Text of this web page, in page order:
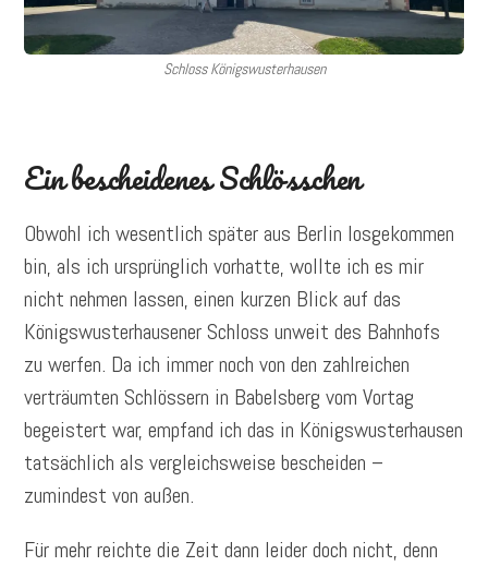
Schloss Königswusterhausen
Ein bescheidenes Schlösschen
Obwohl ich wesentlich später aus Berlin losgekommen
bin, als ich ursprünglich vorhatte, wollte ich es mir
nicht nehmen lassen, einen kurzen Blick auf das
Königswusterhausener Schloss unweit des Bahnhofs
zu werfen. Da ich immer noch von den zahlreichen
verträumten Schlössern in Babelsberg vom Vortag
begeistert war, empfand ich das in Königswusterhausen
tatsächlich als vergleichsweise bescheiden –
zumindest von außen.
Für mehr reichte die Zeit dann leider doch nicht, denn